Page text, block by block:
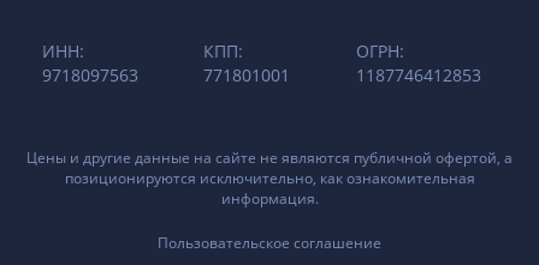
ИНН:
9718097563
КПП:
771801001
ОГРН:
1187746412853
Цены и другие данные на сайте не являются публичной офертой, а
позиционируются исключительно, как ознакомительная
информация.
Пользовательское соглашение